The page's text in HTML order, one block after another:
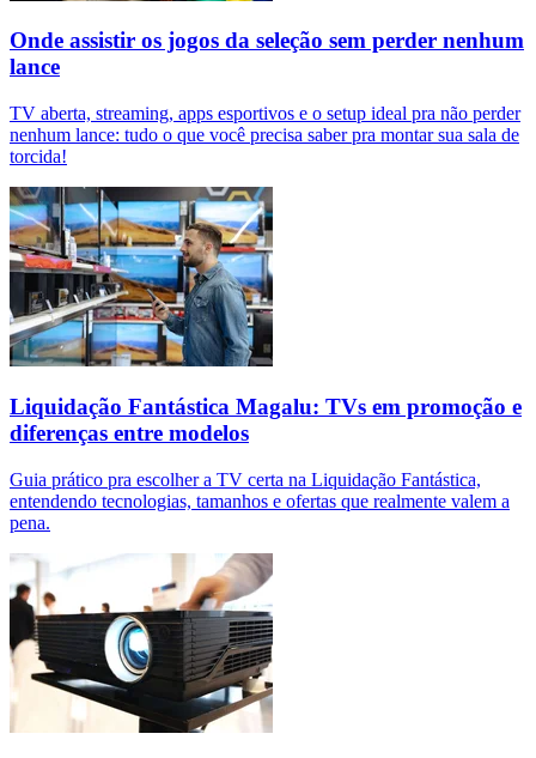
Onde assistir os jogos da seleção sem perder nenhum
lance
TV aberta, streaming, apps esportivos e o setup ideal pra não perder
nenhum lance: tudo o que você precisa saber pra montar sua sala de
torcida!
Liquidação Fantástica Magalu: TVs em promoção e
diferenças entre modelos
Guia prático pra escolher a TV certa na Liquidação Fantástica,
entendendo tecnologias, tamanhos e ofertas que realmente valem a
pena.